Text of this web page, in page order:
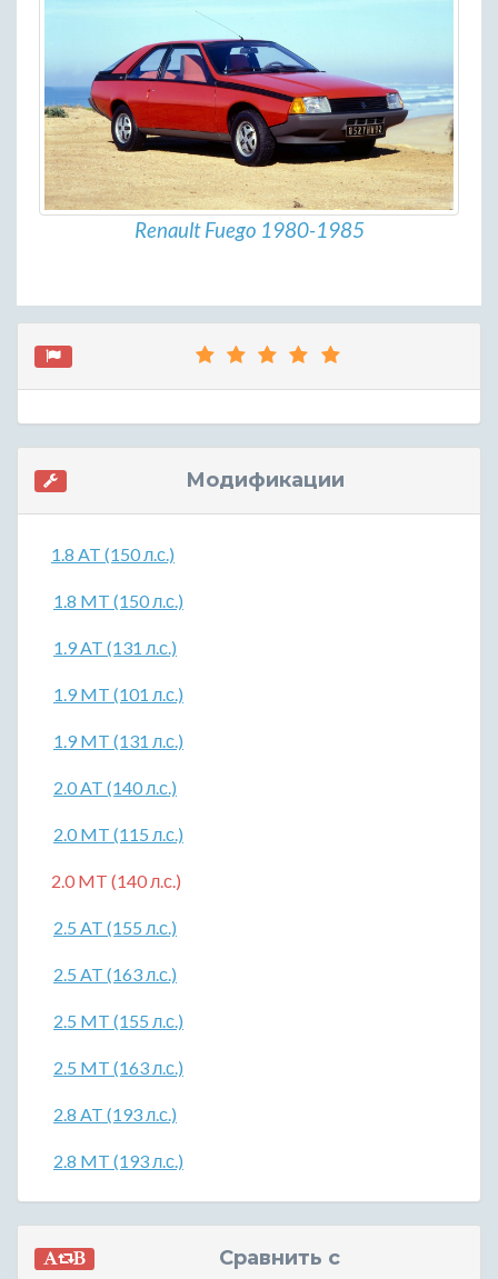
Renault Fuego 1980-1985
Модификации
1.8 AT (150 л.с.)
1.8 MT (150 л.с.)
1.9 AT (131 л.с.)
1.9 MT (101 л.с.)
1.9 MT (131 л.с.)
2.0 AT (140 л.с.)
2.0 MT (115 л.с.)
2.0 MT (140 л.с.)
2.5 AT (155 л.с.)
2.5 AT (163 л.с.)
2.5 MT (155 л.с.)
2.5 MT (163 л.с.)
2.8 AT (193 л.с.)
2.8 MT (193 л.с.)
Сравнить с